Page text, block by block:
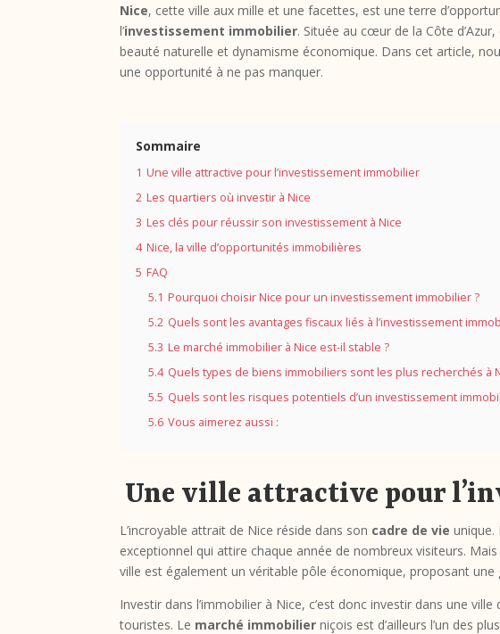
Nice, cette ville aux mille et une facettes, est une terre
l’investissement immobilier. Située au cœur de la Côte
beauté naturelle et dynamisme économique. Dans cet article,
une opportunité à ne pas manquer.
Sommaire
1 Une ville attractive pour l’investissement immobilier
2 Les quartiers où investir à Nice
3 Les clés pour réussir son investissement à Nice
4 Nice, la ville d’opportunités immobilières
5 FAQ
5.1 Pourquoi choisir Nice pour un investissement immobilier ?
5.2 Quels sont les avantages fiscaux liés à l’investissement
5.3 Le marché immobilier à Nice est-il stable ?
5.4 Quels types de biens immobiliers sont les plus recherchés à
5.5 Quels sont les risques potentiels d’un investissement
5.6 Vous aimerez aussi :
Une ville attractive pour
L’incroyable attrait de Nice réside dans son cadre de vie unique.
exceptionnel qui attire chaque année de nombreux visiteurs.
ville est également un véritable pôle économique, proposant une
Investir dans l’immobilier à Nice, c’est donc investir dans une
touristes. Le marché immobilier niçois est d’ailleurs l’un des